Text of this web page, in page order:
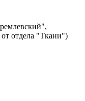
от отдела "Ткани")